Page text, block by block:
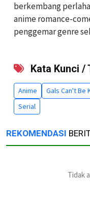
berkembang
anime romance-
penggemar genre
Kata Kunci /
Anime Gals Can't Be
Serial
REKOMENDASI
Tidak